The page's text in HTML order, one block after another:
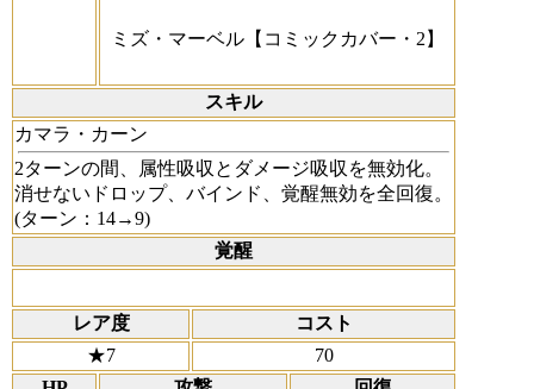
ミズ・マーベル【コミックカバー・2】
スキル
カマラ・カーン
2ターンの間、属性吸収とダメージ吸収を無効化。
消せないドロップ、バインド、覚醒無効を全回復。
(ターン：14→9)
覚醒
レア度
コスト
★7
70